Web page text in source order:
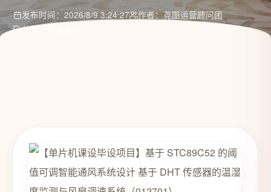
发布时间：2026/8/9 3:24:27
作者：尧图运营顾问团
分类：行业资讯